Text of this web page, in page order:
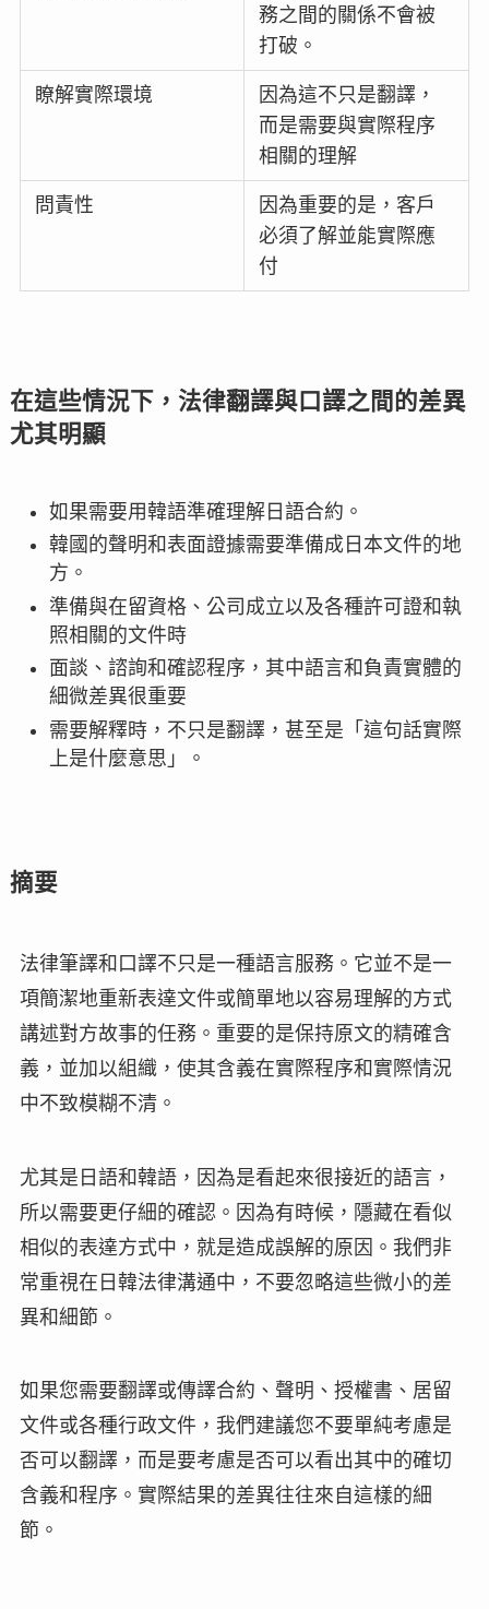
務之間的關係不會被
打破。
瞭解實際環境
因為這不只是翻譯，
而是需要與實際程序
相關的理解
問責性
因為重要的是，客戶
必須了解並能實際應
付
在這些情況下，法律翻譯與口譯之間的差異
尤其明顯
如果需要用韓語準確理解日語合約。
韓國的聲明和表面證據需要準備成日本文件的地
方。
準備與在留資格、公司成立以及各種許可證和執
照相關的文件時
面談、諮詢和確認程序，其中語言和負責實體的
細微差異很重要
需要解釋時，不只是翻譯，甚至是「這句話實際
上是什麼意思」。
摘要
法律筆譯和口譯不只是一種語言服務。它並不是一
項簡潔地重新表達文件或簡單地以容易理解的方式
講述對方故事的任務。重要的是保持原文的精確含
義，並加以組織，使其含義在實際程序和實際情況
中不致模糊不清。
尤其是日語和韓語，因為是看起來很接近的語言，
所以需要更仔細的確認。因為有時候，隱藏在看似
相似的表達方式中，就是造成誤解的原因。我們非
常重視在日韓法律溝通中，不要忽略這些微小的差
異和細節。
如果您需要翻譯或傳譯合約、聲明、授權書、居留
文件或各種行政文件，我們建議您不要單純考慮是
否可以翻譯，而是要考慮是否可以看出其中的確切
含義和程序。實際結果的差異往往來自這樣的細
節。